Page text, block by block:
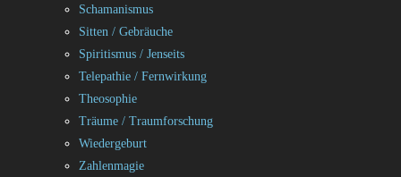
Schamanismus
Sitten / Gebräuche
Spiritismus / Jenseits
Telepathie / Fernwirkung
Theosophie
Träume / Traumforschung
Wiedergeburt
Zahlenmagie